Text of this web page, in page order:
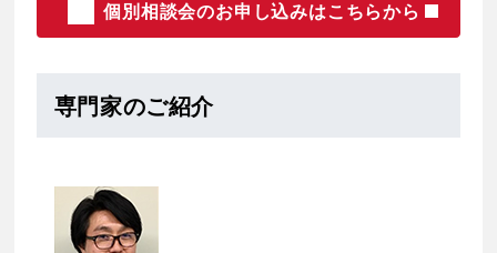
個別相談会のお申し込みはこちらから
専門家のご紹介